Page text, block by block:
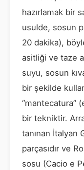
hazırlamak bir
usulde, sosun
20 dakika),
asitliği ve taze
suyu, sosun
bir şekilde
“mantecatura”
bir tekniktir.
tanınan İtalyan
parçasıdır ve
sosu (Cacio e